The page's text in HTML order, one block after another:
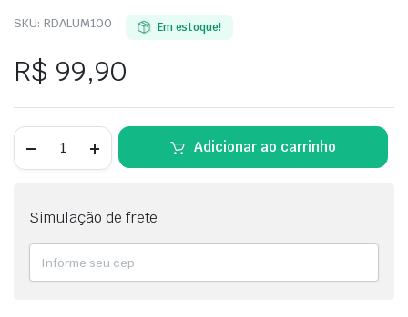
SKU: RDALUM100 Em estoque!
R$ 99,90
Adicionar ao carrinho
Simulação de frete